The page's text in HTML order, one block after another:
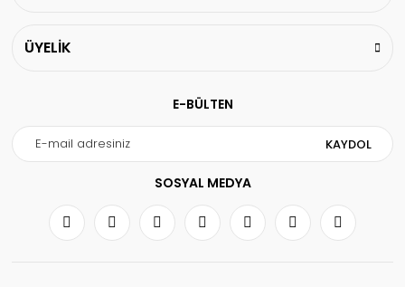
ÜYELİK
E-BÜLTEN
KAYDOL
SOSYAL MEDYA